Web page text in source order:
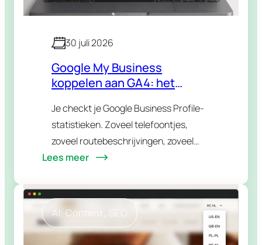
30 juli 2026
Google My Business
koppelen aan GA4: het
(2026)
Je checkt je Google Business Profile-
statistieken. Zoveel telefoontjes,
zoveel routebeschrijvingen, zoveel
klikks naar je website. Daarna spring je
gebeurt. Twee tabbladen, twee…
Lees meer
AI, Content , SEO